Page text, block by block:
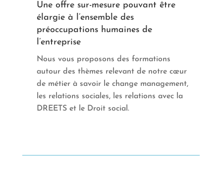
Une offre sur-mesure pouvant être
élargie à l’ensemble des
préoccupations humaines de
l’entreprise
Nous vous proposons des formations
autour des thèmes relevant de notre cœur
de métier à savoir le change management,
les relations sociales, les relations avec la
DREETS et le Droit social.